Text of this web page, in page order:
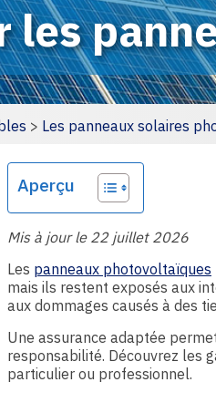
les
> Les panneaux solaires
Aperçu
Mis à jour le 22 juillet 2026
Les panneaux photovoltaïques
mais ils restent exposés aux
aux dommages causés à des
Une assurance adaptée
responsabilité. Découvrez les
particulier ou professionnel.